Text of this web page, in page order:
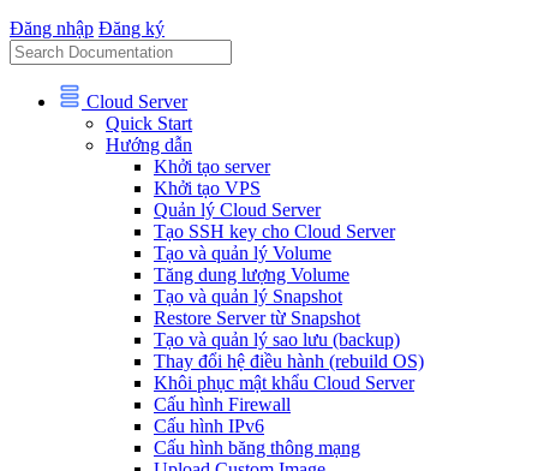
Đăng nhập Đăng ký
Cloud Server
Quick Start
Hướng dẫn
Khởi tạo server
Khởi tạo VPS
Quản lý Cloud Server
Tạo SSH key cho Cloud Server
Tạo và quản lý Volume
Tăng dung lượng Volume
Tạo và quản lý Snapshot
Restore Server từ Snapshot
Tạo và quản lý sao lưu (backup)
Thay đổi hệ điều hành (rebuild OS)
Khôi phục mật khẩu Cloud Server
Cấu hình Firewall
Cấu hình IPv6
Cấu hình băng thông mạng